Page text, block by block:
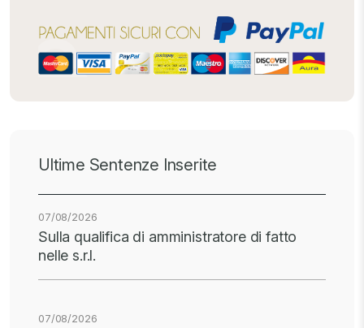
Ultime Sentenze Inserite
07/08/2026
Sulla qualifica di amministratore di fatto
nelle s.r.l.
07/08/2026